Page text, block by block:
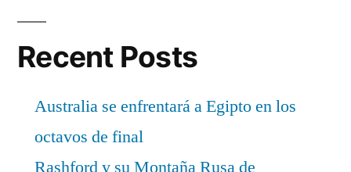
Recent Posts
Australia se enfrentará a Egipto en los
octavos de final
Rashford y su Montaña Rusa de